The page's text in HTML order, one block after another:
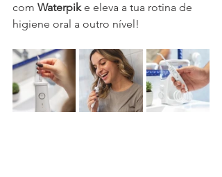
com Waterpik e eleva a tua rotina de
higiene oral a outro nível!